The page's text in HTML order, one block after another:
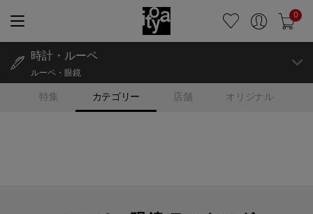
0
特集 カテゴリー 店舗 オリジナル
時計・ルーペ
ルーペ・眼鏡